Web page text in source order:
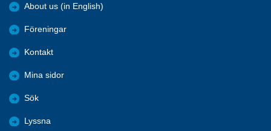
About us (in English)
Föreningar
Kontakt
Mina sidor
Sök
Lyssna